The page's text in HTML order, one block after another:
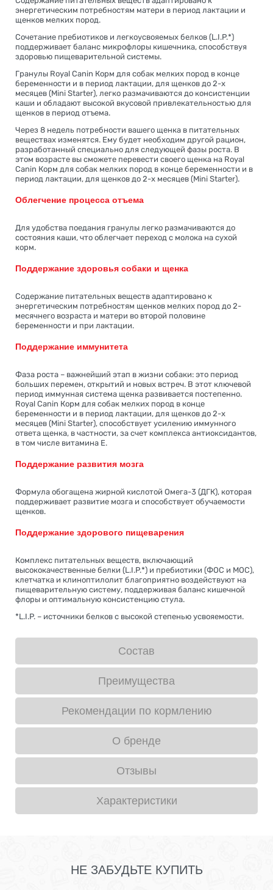
энергетическим потребностям матери в период лактации и
щенков мелких пород.
Сочетание пребиотиков и легкоусвояемых белков (L.I.P.*)
поддерживает баланс микрофлоры кишечника, способствуя
здоровью пищеварительной системы.
Гранулы Royal Canin Корм для собак мелких пород в конце
беременности и в период лактации, для щенков до 2-х
месяцев (Mini Starter), легко размачиваются до консистенции
каши и обладают высокой вкусовой привлекательностью для
щенков в период отъема.
Через 8 недель потребности вашего щенка в питательных
веществах изменятся. Ему будет необходим другой рацион,
разработанный специально для следующей фазы роста. В
этом возрасте вы сможете перевести своего щенка на Royal
Canin Корм для собак мелких пород в конце беременности и в
период лактации, для щенков до 2-х месяцев (Mini Starter).
Облегчение процесса отъема
Для удобства поедания гранулы легко размачиваются до
состояния каши, что облегчает переход с молока на сухой
корм.
Поддержание здоровья собаки и щенка
Содержание питательных веществ адаптировано к
энергетическим потребностям щенков мелких пород до 2-
месячнего возраста и матери во второй половине
беременности и при лактации.
Поддержание иммунитета
Фаза роста – важнейший этап в жизни собаки: это период
больших перемен, открытий и новых встреч. В этот ключевой
период иммунная система щенка развивается постепенно.
Royal Canin Корм для собак мелких пород в конце
беременности и в период лактации, для щенков до 2-х
месяцев (Mini Starter), способствует усилению иммунного
ответа щенка, в частности, за счет комплекса антиоксидантов,
в том числе витамина Е.
Поддержание развития мозга
Формула обогащена жирной кислотой Омега-3 (ДГК), которая
поддерживает развитие мозга и способствует обучаемости
щенков.
Поддержание здорового пищеварения
Комплекс питательных веществ, включающий
высококачественные белки (L.I.P.*) и пребиотики (ФОС и МОС),
клетчатка и клиноптилолит благоприятно воздействуют на
пищеварительную систему, поддерживая баланс кишечной
флоры и оптимальную консистенцию стула.
*L.I.P. – источники белков с высокой степенью усвояемости.
Состав
Преимущества
Рекомендации по кормлению
О бренде
Отзывы
Характеристики
НЕ ЗАБУДЬТЕ КУПИТЬ